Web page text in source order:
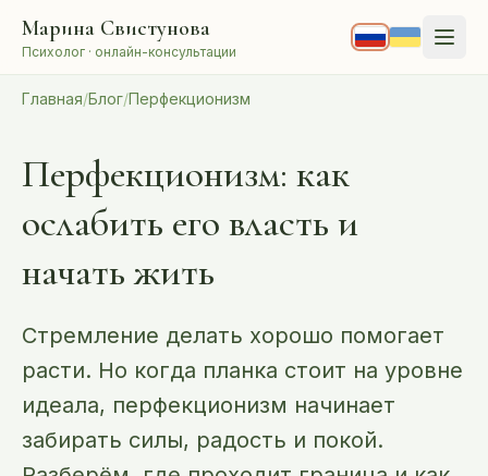
Марина Свистунова
Психолог · онлайн-консультации
Главная/Блог/Перфекционизм
Перфекционизм: как
ослабить его власть и
начать жить
Стремление делать хорошо помогает
расти. Но когда планка стоит на уровне
идеала, перфекционизм начинает
забирать силы, радость и покой.